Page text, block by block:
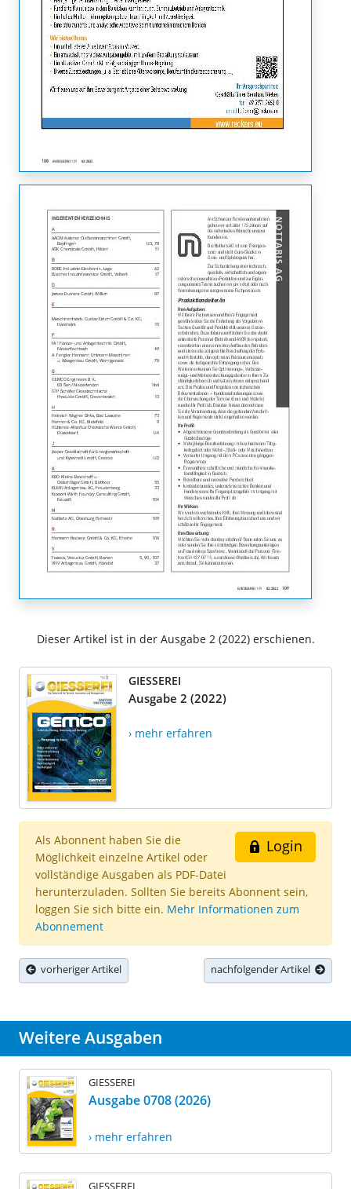
Dieser Artikel ist in der Ausgabe 2 (2022) erschienen.
GIESSEREI
Ausgabe 2 (2022)
› mehr erfahren
Login
Als Abonnent haben Sie die
Möglichkeit einzelne Artikel oder
vollständige Ausgaben als PDF-Datei
herunterzuladen. Sollten Sie bereits Abonnent sein,
loggen Sie sich bitte ein. Mehr Informationen zum
Abonnement
vorheriger Artikel nachfolgender Artikel
Weitere Ausgaben
GIESSEREI
Ausgabe 0708 (2026)
› mehr erfahren
GIESSEREI